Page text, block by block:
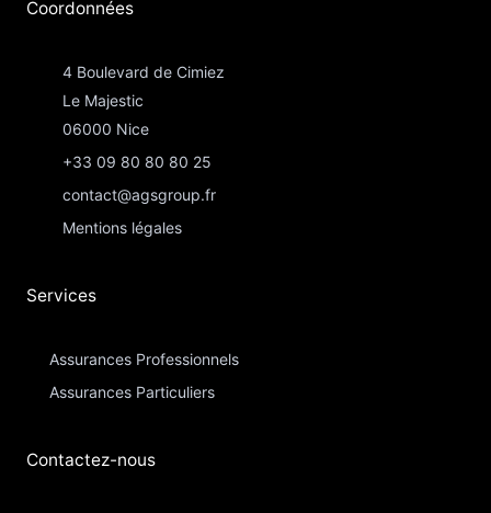
Coordonnées​
4 Boulevard de Cimiez
Le Majestic
06000 Nice
+33 09 80 80 80 25
contact@agsgroup.fr
Mentions légales
Services
Assurances Professionnels
Assurances Particuliers​
Contactez-nous​